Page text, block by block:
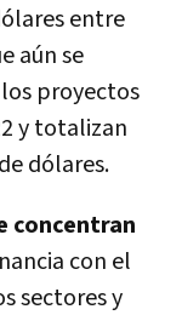
entre
aún se
proyectos
y totalizan
dólares.
concentran
con el
sectores y